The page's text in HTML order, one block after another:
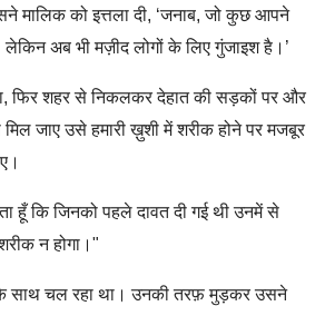
मालिक को इत्तला दी, ‘जनाब, जो कुछ आपने
लेकिन अब भी मज़ीद लोगों के लिए गुंजाइश है।’
फिर शहर से निकलकर देहात की सड़कों पर और
जाए उसे हमारी ख़ुशी में शरीक होने पर मजबूर
हूँ कि जिनको पहले दावत दी गई थी उनमें से
न होगा।"
साथ चल रहा था। उनकी तरफ़ मुड़कर उसने